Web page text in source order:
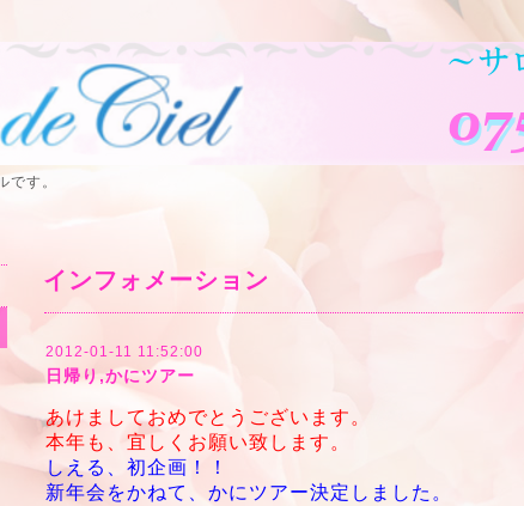
す。
インフォメーション
2012-01-11 11:52:00
日帰り,かにツアー
あけましておめでとうございます。
本年も、宜しくお願い致します。
しえる、初企画！！
新年会をかねて、かにツアー決定しました。